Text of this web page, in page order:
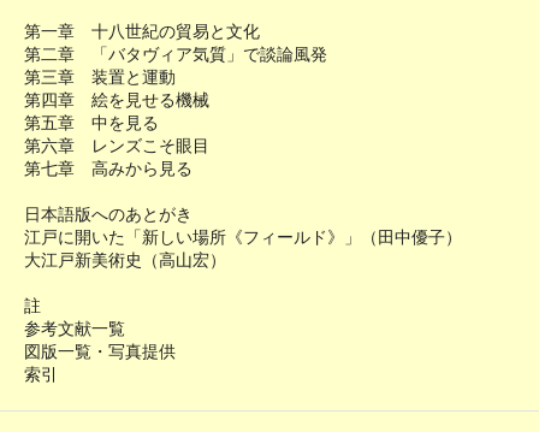
第一章 十八世紀の貿易と文化
第二章 「バタヴィア気質」で談論風発
第三章 装置と運動
第四章 絵を見せる機械
第五章 中を見る
第六章 レンズこそ眼目
第七章 高みから見る
日本語版へのあとがき
江戸に開いた「新しい場所《フィールド》」（田中優子）
大江戸新美術史（高山宏）
註
参考文献一覧
図版一覧・写真提供
索引